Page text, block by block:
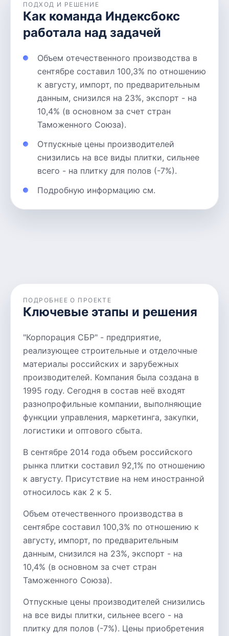
ПОДХОД И РЕШЕНИЕ
Как команда Индексбокс
работала над задачей
Объем отечественного производства в
сентябре составил 100,3% по отношению
к августу, импорт, по предварительным
данным, снизился на 23%, экспорт - на
10,4% (в основном за счет стран
Таможенного Союза).
Отпускные цены производителей
снизились на все виды плитки, сильнее
всего - на плитку для полов (-7%).
Подробную информацию см.
ПОДРОБНЕЕ О ПРОЕКТЕ
Ключевые этапы и решения
"Корпорация СБР" - предприятие,
реализующее строительные и отделочные
материалы российских и зарубежных
производителей. Компания была создана в
1995 году. Сегодня в состав неё входят
разнопрофильные компании, выполняющие
функции управления, маркетинга, закупки,
логистики и оптового сбыта.
В сентябре 2014 года объем российского
рынка плитки составил 92,1% по отношению
к августу. Присутствие на нем иностранной
относилось как 2 к 5.
Объем отечественного производства в
сентябре составил 100,3% по отношению к
августу, импорт, по предварительным
данным, снизился на 23%, экспорт - на
10,4% (в основном за счет стран
Таможенного Союза).
Отпускные цены производителей снизились
на все виды плитки, сильнее всего - на
плитку для полов (-7%). Цены приобретения